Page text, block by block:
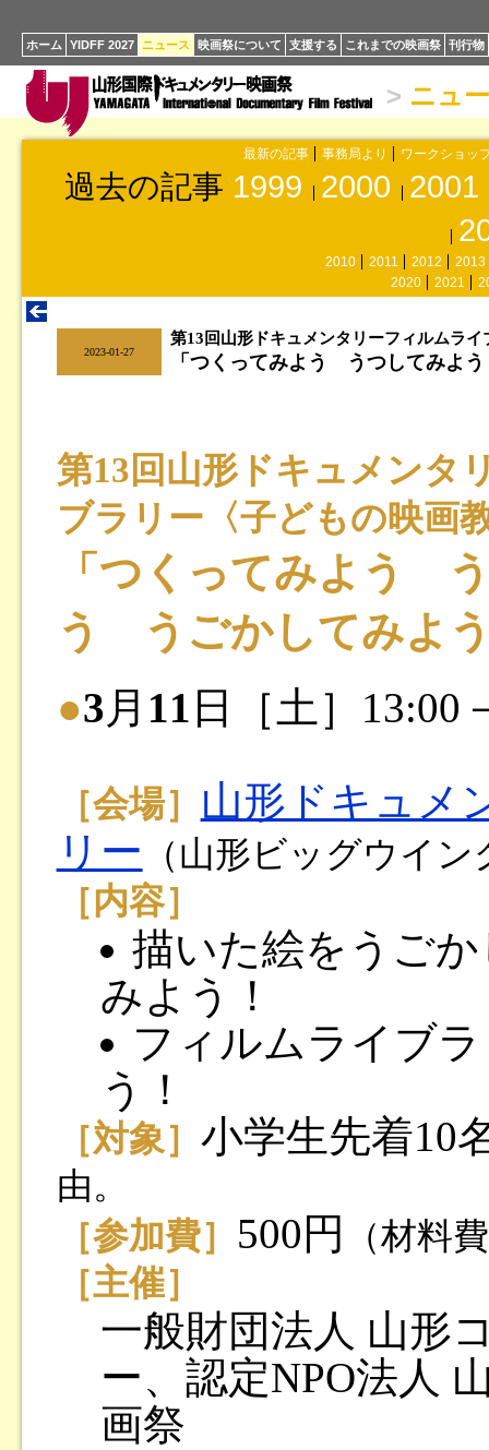
ホーム YIDFF 2027 ニュース 映画祭について 支援する これまでの映画祭 刊行物
> ニュ
最新の記事 事務局より ワークショッ
過去の記事 1999 2000 2001
2010 2011 2012
2013
2020
2021
2023-01-27
第13回山形ドキュメンタリーフィルムラ
「つくってみよう うつしてみよ
第13回山形ドキュメンタ
ブラリー〈子どもの映画
「つくってみよう
う うごかしてみよ
●3月 11 日［土］13:00
［会場］ 山形ドキュメ
リー （山形ビッグウイン
［内容］
描いた絵をうご
みよう！
フィルムライブ
う！
［対象］ 小学生先着
由。
［参加費］ 500円
（材料
［主催］
一般財団法人 山形
ー、認定NPO法人
画祭